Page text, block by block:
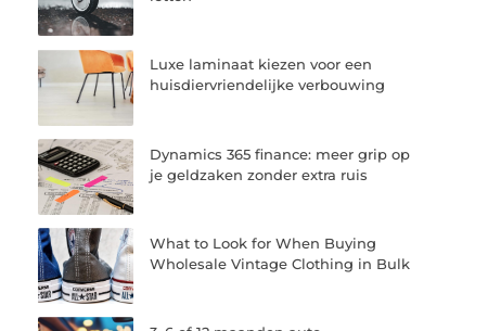
Luxe laminaat kiezen voor een
huisdiervriendelijke verbouwing
Dynamics 365 finance: meer grip op
je geldzaken zonder extra ruis
What to Look for When Buying
Wholesale Vintage Clothing in Bulk